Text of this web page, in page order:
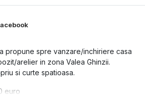
propune spre vanzare/inchiriere casa
arelier in zona Valea Ghinzii.
si curte spatioasa.
euro